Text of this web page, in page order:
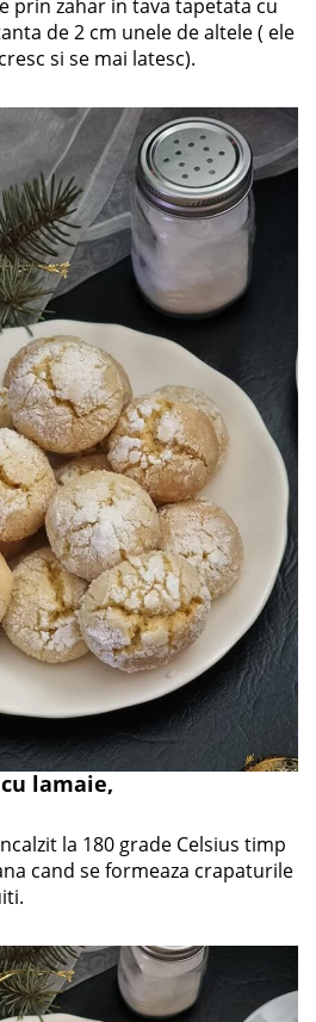
prin zahar in tava tapetata cu
de 2 cm unele de altele ( ele
si se mai latesc).
lamaie,
la 180 grade Celsius timp
cand se formeaza crapaturile